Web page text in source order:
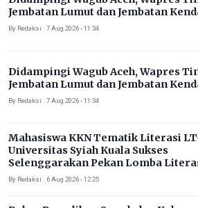
Jembatan Lumut dan Jembatan
By Redaksi . 7 Aug 2026 - 11:34
Didampingi Wagub Aceh, Wapres
Jembatan Lumut dan Jembatan
By Redaksi . 7 Aug 2026 - 11:34
Mahasiswa KKN Tematik Literasi
Universitas Syiah Kuala Sukses
Selenggarakan Pekan Lomba
Gampong Rhieng Blang
By Redaksi . 6 Aug 2026 - 12:25